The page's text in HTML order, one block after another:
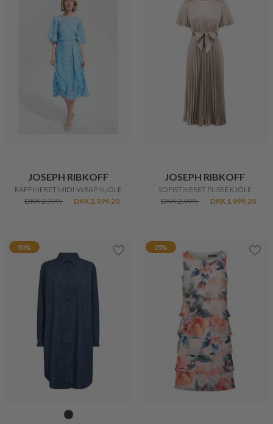
JOSEPH RIBKOFF
RAFFINERET MIDI-WRAP-KJOLE
DKK 2.999,-
DKK 2.399,20
JOSEPH RIBKOFF
SOFISTIKERET PLISSÉ KJOLE
DKK 2.499,-
DKK 1.999,20
50% 25%